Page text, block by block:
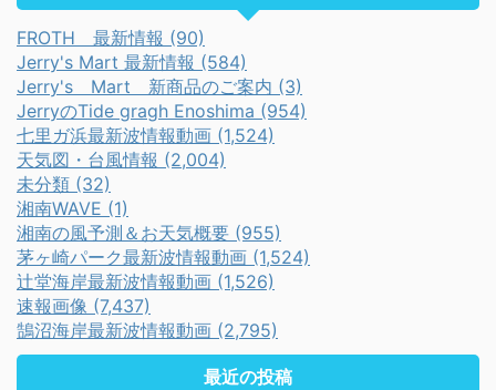
FROTH 最新情報 (90)
Jerry's Mart 最新情報 (584)
Jerry's Mart 新商品のご案内 (3)
JerryのTide gragh Enoshima (954)
七里ガ浜最新波情報動画 (1,524)
天気図・台風情報 (2,004)
未分類 (32)
湘南WAVE (1)
湘南の風予測＆お天気概要 (955)
茅ヶ崎パーク最新波情報動画 (1,524)
辻堂海岸最新波情報動画 (1,526)
速報画像 (7,437)
鵠沼海岸最新波情報動画 (2,795)
最近の投稿